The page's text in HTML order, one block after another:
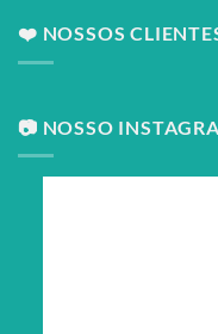
❤️ NOSSOS
📷 NOSSO